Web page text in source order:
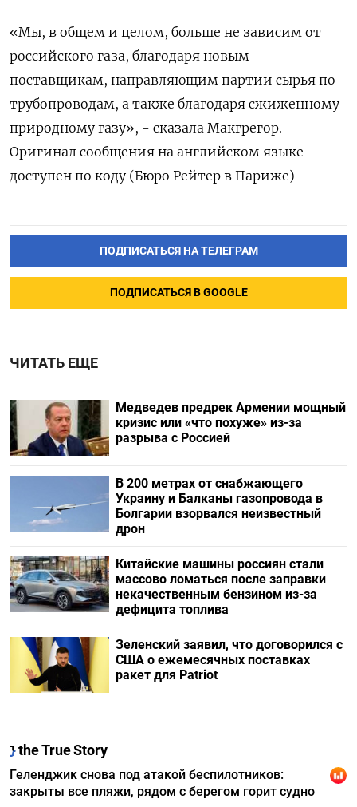
«Мы, в общем и целом, больше не зависим от
российского газа, благодаря новым
поставщикам, направляющим партии сырья по
трубопроводам, а также благодаря сжиженному
природному газу», - сказала Макгрегор.
Оригинал сообщения на английском языке
доступен по коду (Бюро Рейтер в Париже)
ПОДПИСАТЬСЯ НА ТЕЛЕГРАМ
ПОДПИСАТЬСЯ В GOOGLE
ЧИТАТЬ ЕЩЕ
Медведев предрек Армении мощный
кризис или «что похуже» из-за
разрыва с Россией
В 200 метрах от снабжающего
Украину и Балканы газопровода в
Болгарии взорвался неизвестный
дрон
Китайские машины россиян стали
массово ломаться после заправки
некачественным бензином из-за
дефицита топлива
Зеленский заявил, что договорился с
США о ежемесячных поставках
ракет для Patriot